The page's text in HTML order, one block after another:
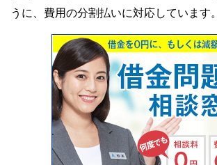
うに、費用の分割払いに対応しています。